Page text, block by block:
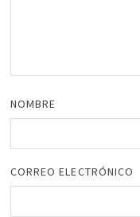
NOMBRE
CORREO ELECTRÓNICO